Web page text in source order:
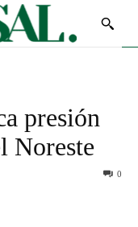
presión
Noreste
0